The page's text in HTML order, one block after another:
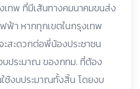
เทพ ที่มีเส้นทางคมนาคมขนส่ง
ฟ้า หากทุกเขตในกรุงเทพ
สะดวกต่อพี่น้องประชาชน
บประมาณ ของกทม. ที่ต้อง
ช้งบประมาณทั้งสิ้น โดยงบ